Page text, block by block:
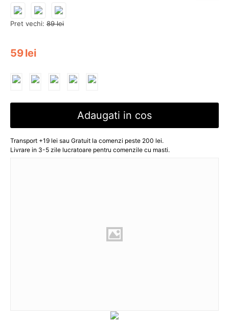
Pret vechi: 89 lei
59lei
Adaugati in cos
Transport +19 lei sau Gratuit la comenzi peste 200 lei.
Livrare in 3-5 zile lucratoare pentru comenzile cu masti.